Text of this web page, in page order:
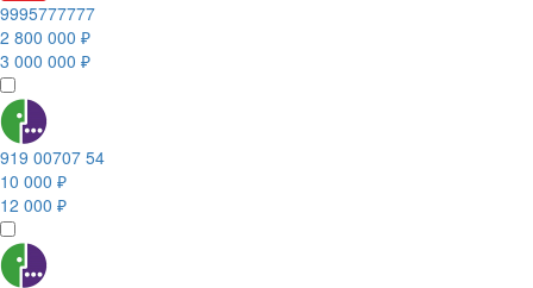
9995777777
2 800 000 ₽
3 000 000 ₽
919 00707 54
10 000 ₽
12 000 ₽